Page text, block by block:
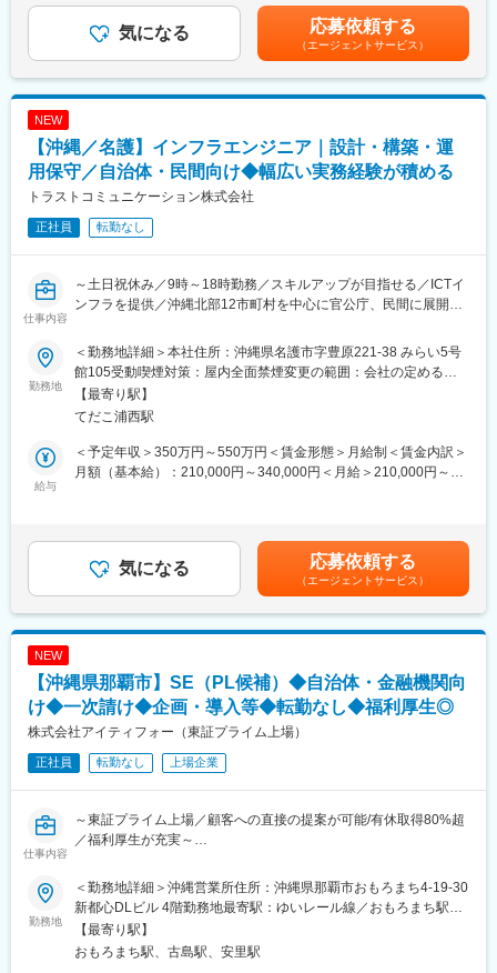
◇障害対応、設定変更、運用改善 など
※基本的にエンドユーザーとの直接のやり取りはありません。
チーム体制での対応となるため、相談しながら業務を進められる
積める
◎CCNA／LPIC等の基礎知識を活かしながら、業務を通じて着実
にスキルアップ可能
ンを目指せます
■組織構成：3名在籍中（平均年齢30代～40代）
■当社について：
2011年に設立して以来、お客様が快適なネットワーク環境を享受
できるよう、ICTインフラの構築、保守、コンサルティングのサー
ビスを一貫して提供してきました。
■このポジションの魅力：
少人数体制の組織で業務を行っているため、一人ひとりに大きな
業務効率化の検討・提案を行うことができます。
自ら課題を発見し、創意工夫を凝らしながら業務改善を推進でき
変更の範囲：会社の定める業務
給：年1回 残業手当：残業時間に応じて別途支給 ＜モデル年収
＞年収380万円／入社2年目年収500万円／入社5年目賃金はあくま
でも目安の金額であり、選考を通じて上下する可能性がありま
す。月給(月額)は固定手当を含めた表記です。
気になる 応募依頼する
（エージェントサービス）
NEW
【沖縄／名護】インフラエンジニア｜設計・構築・運
用保守／自治体・民間向け◆幅広い実務経験が積める
トラストコミュニケーション株式会社
正社員 転勤なし
仕事内容
～土日祝休み／9時～18時勤務／スキルアップが目指せる／ICTイ
ンフラを提供／沖縄北部12市町村を中心に官公庁、民間に展開～
■業務内容：
沖縄県内（主に北部地域）の自治体・民間企業のお客様を対象
に、ITインフラ環境（ネットワーク／サーバ）の設計・構築、運
用・保守業務を担当していただきます。
チームの一員として、複数のお客様環境に関わりながら、安定し
たシステム運用と課題解決を行います。
◇お客様からのITに関する問い合わせ対応
◇運用改善・技術的な提案 など
※経験・スキルに応じた業務からお任せします
実務経験が積める
◎CCNAやLPIC／LinuCなどの基礎知識を活かし、業務を通じて
着実にスキルアップ可能
ラエンジニアとしての成長実感あり
■当社について：
できるよう、ICTインフラの構築、保守、コンサルティングのサー
ビスを一貫して提供してきました。
本社が立地する名護市を含めた沖縄本島の北部地域には、同様な
事業を行う企業が少なかったため、現在では北部12市町村のすべ
勤務地
＜勤務地詳細＞本社住所：沖縄県名護市字豊原221-38 みらい5号
館105受動喫煙対策：屋内全面禁煙変更の範囲：会社の定める事
業所
【最寄り駅】
てだこ浦西駅
給与
＜予定年収＞350万円～550万円＜賃金形態＞月給制＜賃金内訳＞
月額（基本給）：210,000円～340,000円＜月給＞210,000円～
給：年1回 残業手当：残業時間に応じて別途支給 ＜モデル年収
＞年収380万円／入社2年目年収500万円／入社5年目賃金はあくま
でも目安の金額であり、選考を通じて上下する可能性がありま
す。月給(月額)は固定手当を含めた表記です。
気になる 応募依頼する
（エージェントサービス）
NEW
【沖縄県那覇市】SE（PL候補）◆自治体・金融機関向
け◆一次請け◆企画・導入等◆転勤なし◆福利厚生◎
株式会社アイティフォー（東証プライム上場）
正社員 転勤なし 上場企業
仕事内容
～東証プライム上場／顧客への直接の提案が可能/有休取得80%超
／福利厚生が充実～
★経験に応じて上流工程にチャレンジいただける環境
★お客様先に出向いてお客様と近い距離での打ち合わせ・ご提案
機会が多く、お客様の要望に寄り添い・折衝経験を積みたい方に
オススメ
★テレワーク可、フレックスタイム制度、有休取得80%超、福利
勤務地
＜勤務地詳細＞沖縄営業所住所：沖縄県那覇市おもろまち4-19-30
新都心DLビル 4階勤務地最寄駅：ゆいレール線／おもろまち駅受
動喫煙対策：屋内喫煙可能場所あり変更の範囲：会社の定める事
業所（リモートワーク含む）
【最寄り駅】
おもろまち駅、古島駅、安里駅